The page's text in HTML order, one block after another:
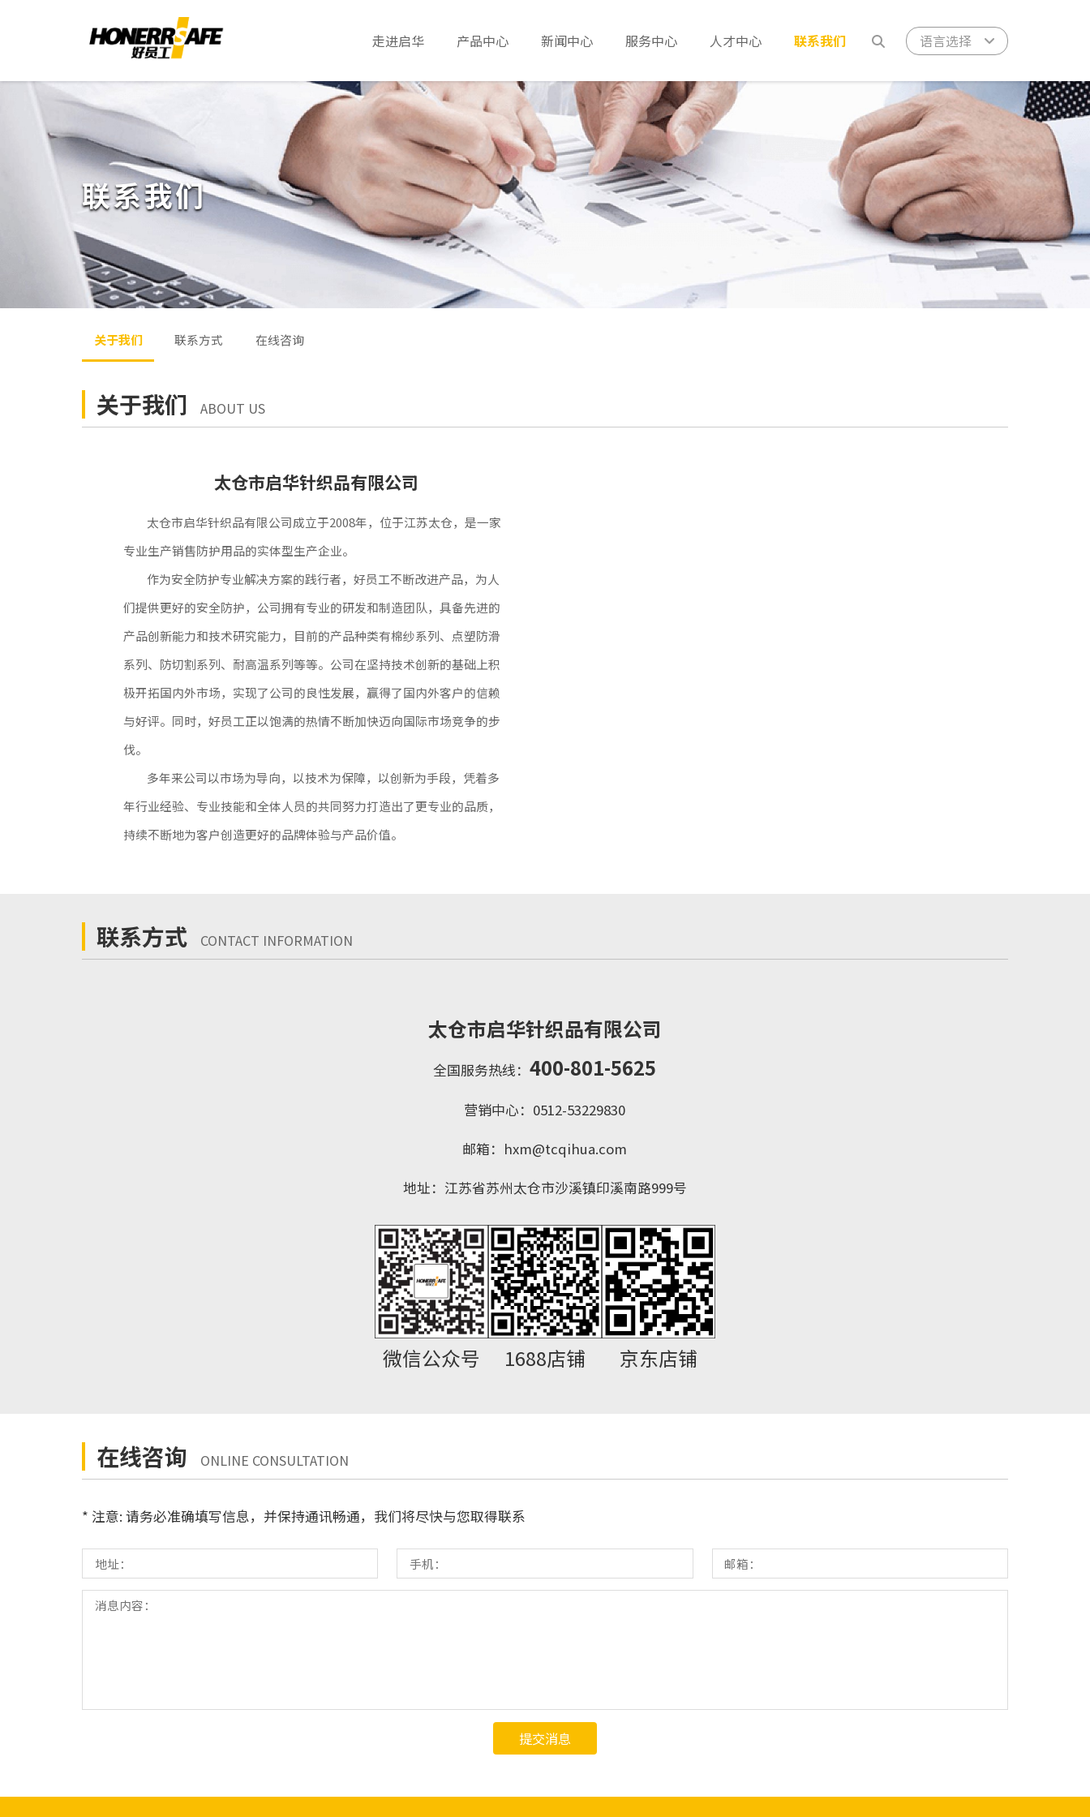
走进启华 产品中心 新闻中心 服务中心 人才中心 联系我们 语言选择
联系我们
关于我们 联系方式 在线咨询
关于我们 ABOUT US
太仓市启华针织品有限公司
太仓市启华针织品有限公司成立于2008年，位于江苏太仓，是一家
专业生产销售防护用品的实体型生产企业。
作为安全防护专业解决方案的践行者，好员工不断改进产品，为人
们提供更好的安全防护，公司拥有专业的研发和制造团队，具备先进的
产品创新能力和技术研究能力，目前的产品种类有棉纱系列、点塑防滑
系列、防切割系列、耐高温系列等等。公司在坚持技术创新的基础上积
极开拓国内外市场，实现了公司的良性发展，赢得了国内外客户的信赖
与好评。同时，好员工正以饱满的热情不断加快迈向国际市场竞争的步
伐。
多年来公司以市场为导向，以技术为保障，以创新为手段，凭着多
年行业经验、专业技能和全体人员的共同努力打造出了更专业的品质，
持续不断地为客户创造更好的品牌体验与产品价值。
联系方式 CONTACT INFORMATION
太仓市启华针织品有限公司
全国服务热线：400-801-5625
营销中心：0512-53229830
邮箱：hxm@tcqihua.com
地址：江苏省苏州太仓市沙溪镇印溪南路999号
微信公众号 1688店铺 京东店铺
在线咨询 ONLINE CONSULTATION
* 注意: 请务必准确填写信息，并保持通讯畅通，我们将尽快与您取得联系
提交消息